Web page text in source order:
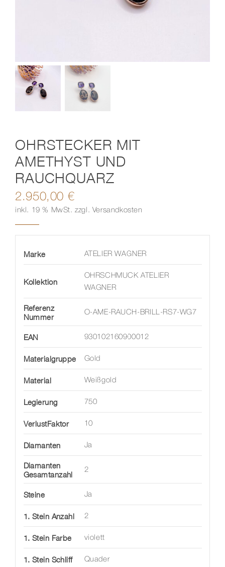
OHRSTECKER MIT
AMETHYST UND
RAUCHQUARZ
2.950,00 €
inkl. 19 % MwSt. zzgl. Versandkosten
Marke ATELIER WAGNER
Kollektion
OHRSCHMUCK ATELIER
WAGNER
Referenz
Nummer
O-AME-RAUCH-BRILL-RS7-WG7
EAN 930102160900012
Materialgruppe Gold
Material Weißgold
Legierung 750
VerlustFaktor 10
Diamanten Ja
Diamanten
Gesamtanzahl
2
Steine Ja
1. Stein Anzahl 2
1. Stein Farbe violett
1. Stein Schliff Quader